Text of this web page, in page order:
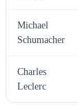
Michael
Schumacher
Charles
Leclerc